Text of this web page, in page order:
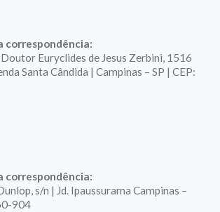
correspondência:
Euryclides de Jesus Zerbini, 1516
Santa Cândida | Campinas – SP | CEP:
correspondência:
s/n | Jd. Ipaussurama Campinas –
904